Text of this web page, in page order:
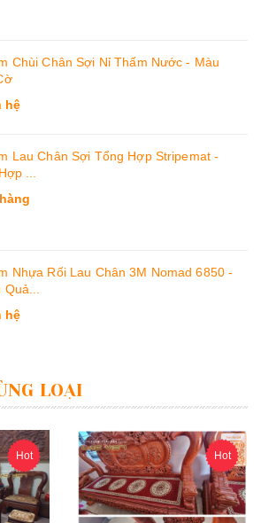
Chùi Chân Sợi Nỉ Thấm Nước - Màu
hệ
Lau Chân Sợi Tổng Hợp Stripemat -
...
Nhựa Rối Lau Chân 3M Nomad 6850 -
hệ
LOẠI
Hot Hot